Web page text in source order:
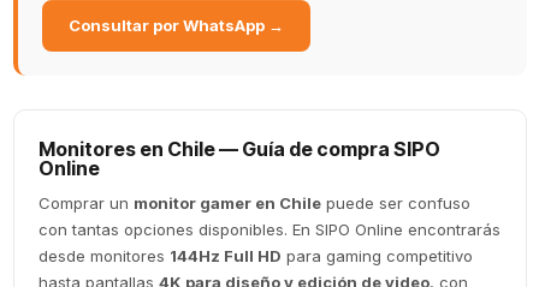
Consultar por WhatsApp →
Monitores en Chile — Guía de compra SIPO
Online
Comprar un monitor gamer en Chilepuede ser confuso
con tantas opciones disponibles. En SIPO Online encontrarás
desde monitores 144Hz Full HD para gaming competitivo
hasta pantallas 4K para diseño y edición de video, con